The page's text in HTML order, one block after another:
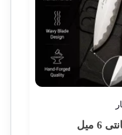
چاقوی شکاری 24 سانتی 6 میل